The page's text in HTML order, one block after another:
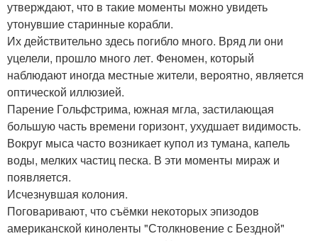
утверждают, что в такие моменты можно увидеть
утонувшие старинные корабли.
Их действительно здесь погибло много. Вряд ли они
уцелели, прошло много лет. Феномен, который
наблюдают иногда местные жители, вероятно, является
оптической иллюзией.
Парение Гольфстрима, южная мгла, застилающая
большую часть времени горизонт, ухудшает видимость.
Вокруг мыса часто возникает купол из тумана, капель
воды, мелких частиц песка. В эти моменты мираж и
появляется.
Исчезнувшая колония.
Поговаривают, что съёмки некоторых эпизодов
американской киноленты "Столкновение с Бездной"